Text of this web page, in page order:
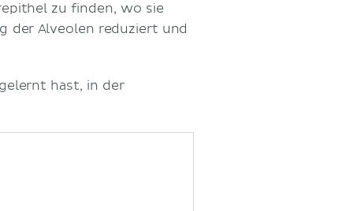
zu finden, wo sie
der Alveolen reduziert und
hast, in der